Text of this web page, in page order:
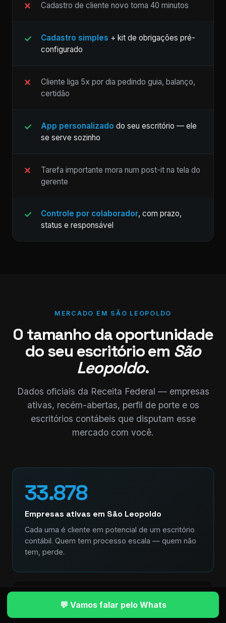
Cadastro de cliente novo toma 40 minutos
Cadastro simples + kit de obrigações pré-
configurado
Cliente liga 5x por dia pedindo guia, balanço,
certidão
App personalizado do seu escritório — ele
se serve sozinho
Tarefa importante mora num post-it na tela do
gerente
Controle por colaborador, com prazo,
status e responsável
MERCADO EM SÃO LEOPOLDO
O tamanho da oportunidade
do seu escritório em São
Leopoldo.
Dados oficiais da Receita Federal — empresas
ativas, recém-abertas, perfil de porte e os
escritórios contábeis que disputam esse
mercado com você.
33.878
Empresas ativas em São Leopoldo
Cada uma é cliente em potencial de um escritório
contábil. Quem tem processo escala — quem não
tem, perde.
+4.295
💬 Vamos falar pelo Whats